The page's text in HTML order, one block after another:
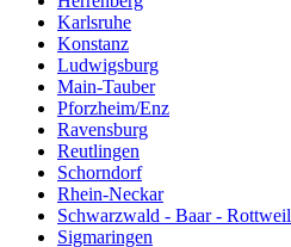
Karlsruhe
Konstanz
Ludwigsburg
Main-Tauber
Pforzheim/Enz
Ravensburg
Reutlingen
Schorndorf
Rhein-Neckar
Schwarzwald - Baar - Rottweil
Sigmaringen